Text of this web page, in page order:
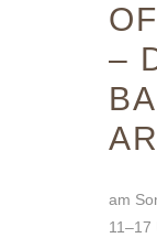
–
am
11–17